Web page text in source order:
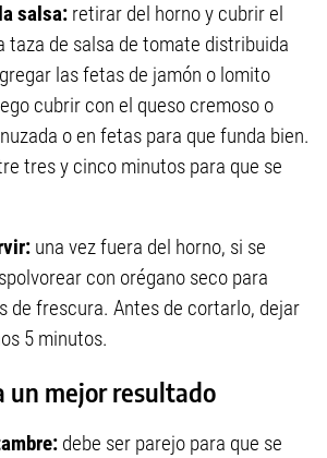
salsa: retirar del horno y cubrir el
taza de salsa de tomate distribuida
las fetas de jamón o lomito
cubrir con el queso cremoso o
o en fetas para que funda bien.
tres y cinco minutos para que se
una vez fuera del horno, si se
con orégano seco para
de frescura. Antes de cortarlo, dejar
5 minutos.
un mejor resultado
debe ser parejo para que se